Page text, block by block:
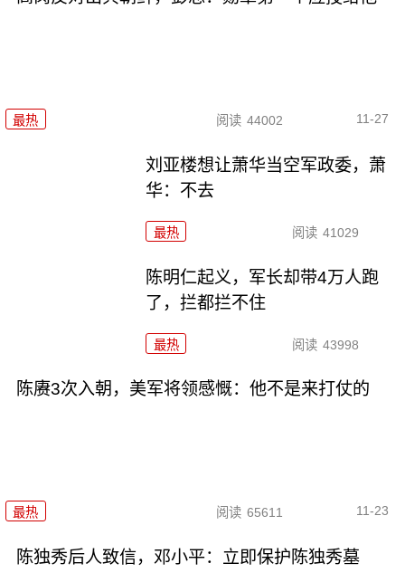
最热 阅读 44002 11-27
刘亚楼想让萧华当空军政委，萧
华：不去
最热 阅读 41029
陈明仁起义，军长却带4万人跑
了，拦都拦不住
最热 阅读 43998
陈赓3次入朝，美军将领感慨：他不是来打仗的
最热 阅读 65611 11-23
陈独秀后人致信，邓小平：立即保护陈独秀墓